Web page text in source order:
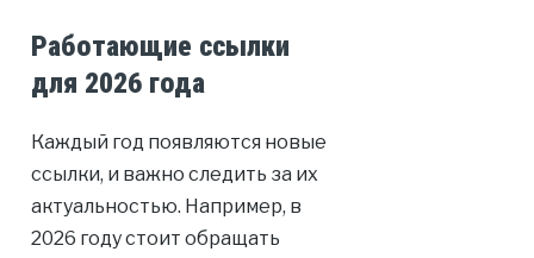
Работающие ссылки
для 2026 года
Каждый год появляются новые
ссылки, и важно следить за их
актуальностью. Например, в
2026 году стоит обращать